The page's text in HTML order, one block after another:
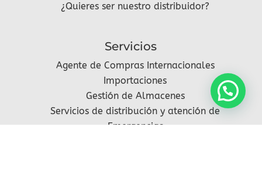
¿Quieres ser nuestro distribuidor?
Servicios
Agente de Compras Internacionales
Importaciones
Gestión de Almacenes
Servicios de distribución y atención de
Emergencias